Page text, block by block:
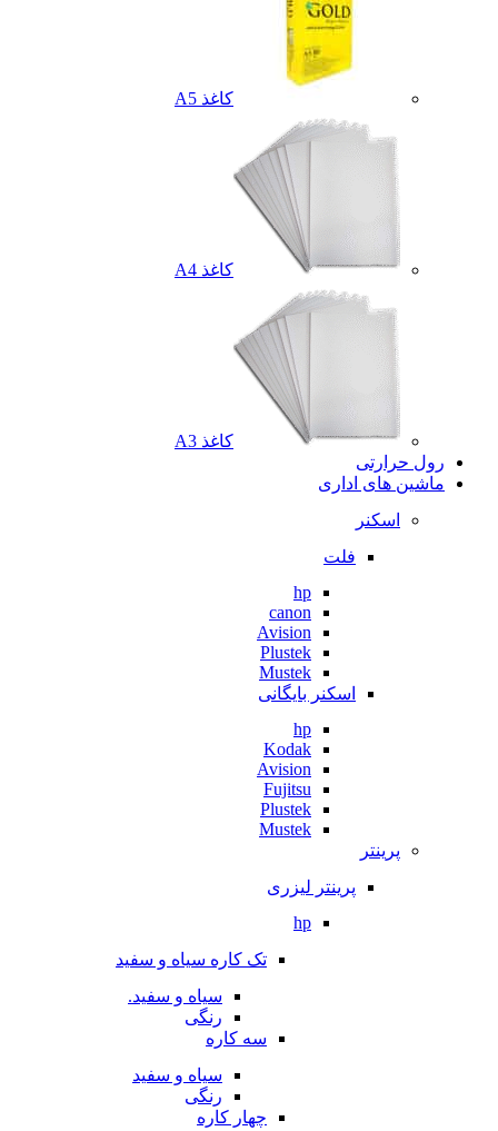
کاغذ A5
کاغذ A4
کاغذ A3
رول حرارتی
ماشین های اداری
اسکنر
فلت
hp
canon
Avision
Plustek
Mustek
اسکنر بایگانی
hp
Kodak
Avision
Fujitsu
Plustek
Mustek
پرینتر
پرینتر لیزری
hp
تک کاره سیاه و سفید
سیاه و سفید.
رنگی
سه کاره
سیاه و سفید
رنگی
چهار کاره